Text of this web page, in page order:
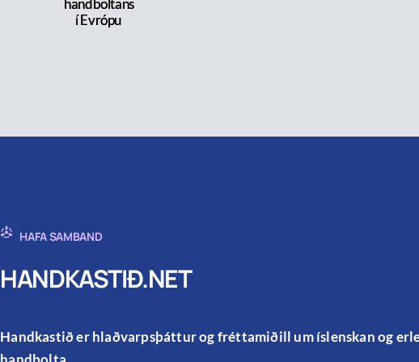
handboltans
í Evrópu
HAFA SAMBAND
HANDKASTIÐ.NET
Handkastið er hlaðvarpsþáttur og fréttamiðill um íslenskan og